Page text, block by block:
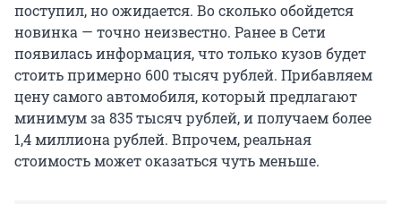
поступил, но ожидается. Во сколько обойдется
новинка — точно неизвестно. Ранее в Сети
появилась информация, что только кузов будет
стоить примерно 600 тысяч рублей. Прибавляем
цену самого автомобиля, который предлагают
минимум за 835 тысяч рублей, и получаем более
1,4 миллиона рублей. Впрочем, реальная
стоимость может оказаться чуть меньше.